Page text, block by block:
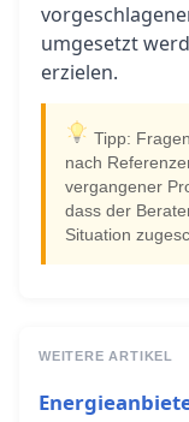
umgesetzt
erzielen.
Tipp:
nach
vergangener
dass der
Situation
WEITERE ARTIKEL